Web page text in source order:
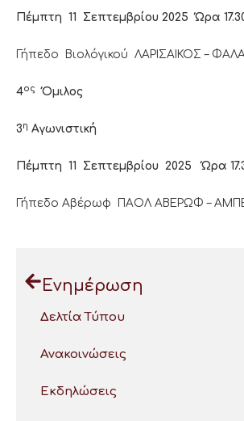
Πέμπτη 11 Σεπτεμβρίου 2025 Ώρα
Γήπεδο Βιολόγικού ΛΑΡΙΣΑΙΚΟΣ –
4ος Όμιλος
3η Αγωνιστική
Πέμπτη 11 Σεπτεμβρίου 2025 Ώρα
Γήπεδο Αβέρωφ ΠΑΟΛ ΑΒΕΡΩΦ –
Ενημέρωση
Δελτία Τύπου
Ανακοινώσεις
Εκδηλώσεις